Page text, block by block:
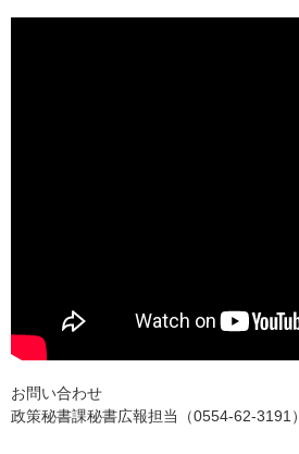
お問い合わせ
政策秘書課秘書広報担当（0554-62-3191）